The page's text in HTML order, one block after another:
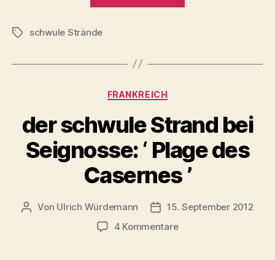
schwuler
Biscarosse
und
Düne
von
Schlagwörter
schwule Strände
Kategorien
FRANKREICH
der schwule Strand bei
Seignosse: ‘ Plage des
Casernes ’
Beitragsautor
Von Ulrich Würdemann Beitragsdatum
15. September 2012
4 Kommentarezu